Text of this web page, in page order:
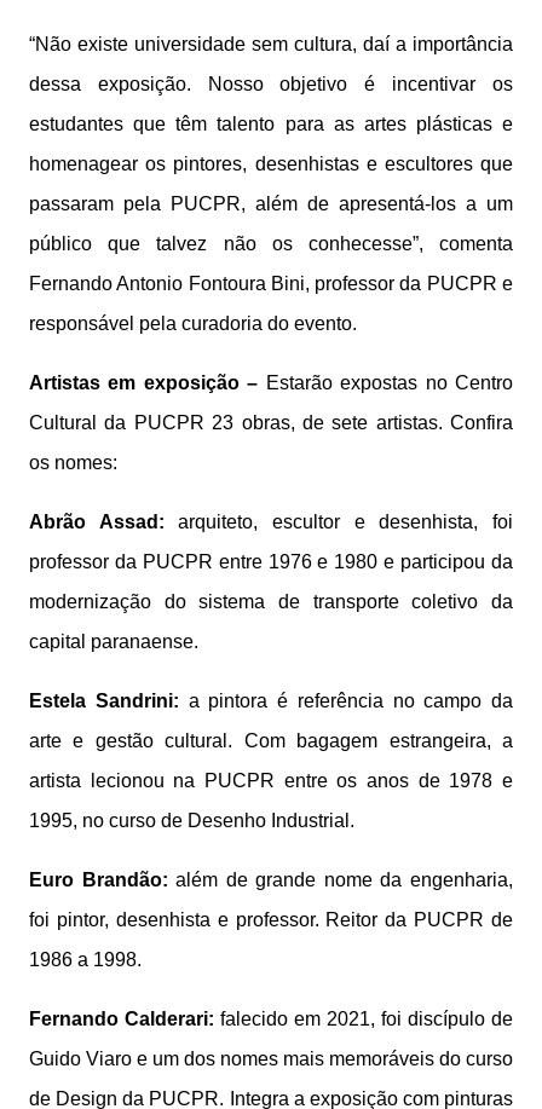
“Não existe universidade sem cultura, daí a importância
dessa exposição. Nosso objetivo é incentivar os
estudantes que têm talento para as artes plásticas e
homenagear os pintores, desenhistas e escultores que
passaram pela PUCPR, além de apresentá-los a um
público que talvez não os conhecesse”, comenta
Fernando Antonio Fontoura Bini, professor da PUCPR e
responsável pela curadoria do evento.
Artistas em exposição – Estarão expostas no Centro
Cultural da PUCPR 23 obras, de sete artistas. Confira
os nomes:
Abrão Assad: arquiteto, escultor e desenhista, foi
professor da PUCPR entre 1976 e 1980 e participou da
modernização do sistema de transporte coletivo da
capital paranaense.
Estela Sandrini: a pintora é referência no campo da
arte e gestão cultural. Com bagagem estrangeira, a
artista lecionou na PUCPR entre os anos de 1978 e
1995, no curso de Desenho Industrial.
Euro Brandão: além de grande nome da engenharia,
foi pintor, desenhista e professor. Reitor da PUCPR de
1986 a 1998.
Fernando Calderari: falecido em 2021, foi discípulo de
Guido Viaro e um dos nomes mais memoráveis do curso
de Design da PUCPR. Integra a exposição com pinturas